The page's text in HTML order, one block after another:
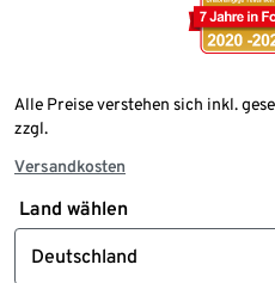
Alle Preise verstehen sich inkl.
zzgl.
Versandkosten
Land wählen
Deutschland